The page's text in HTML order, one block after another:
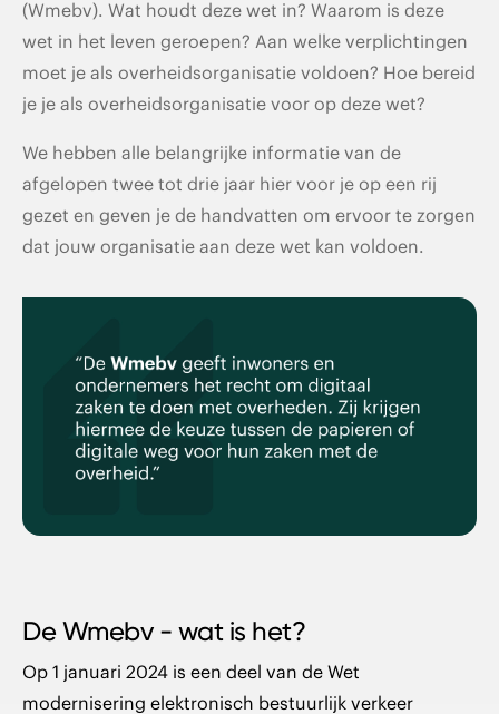
De 12 wettelijke verplichtingen van de Wmebv
Implementatiesteun Wmebv
Mogelijke uitdagingen bij de implementatie van
de Wmebv
Voldoe aan de Wmebv samen met Atabix
(Wmebv). Wat houdt deze wet in? Waarom is deze
wet in het leven geroepen? Aan welke verplichtingen
moet je als overheidsorganisatie voldoen? Hoe bereid
je je als overheidsorganisatie voor op deze wet?
We hebben alle belangrijke informatie van de
afgelopen twee tot drie jaar hier voor je op een rij
gezet en geven je de handvatten om ervoor te zorgen
dat jouw organisatie aan deze wet kan voldoen.
De Wmebv - wat is het?
Op 1 januari 2024 is een deel van de Wet
modernisering elektronisch bestuurlijk verkeer